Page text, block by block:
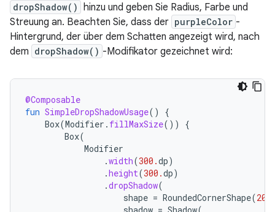
dropShadow()
hinzu und geben Sie Radius, Farbe und
Streuung an. Beachten Sie, dass der purpleColor -
Hintergrund, der über dem Schatten angezeigt wird, nach
dem dropShadow() -Modifikator gezeichnet wird:
@Composable
fun SimpleDropShadowUsage()
{
Box(Modifier . fillMaxSize())
{
Box(
Modifier
.width(300.dp)
.height(300.dp)
.dropShadow(
shape = RoundedCornerShape(20.